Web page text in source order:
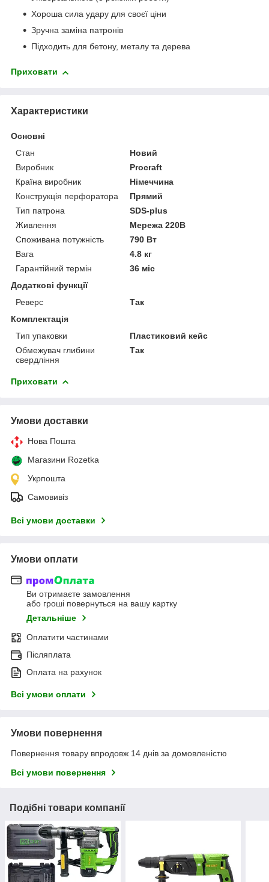
Хороша сила удару для своєї ціни
Зручна заміна патронів
Підходить для бетону, металу та дерева
Приховати
Характеристики
Основні
Стан
Новий
Виробник
Procraft
Країна виробник
Німеччина
Конструкція перфоратора
Прямий
Тип патрона
SDS-plus
Живлення
Мережа 220В
Споживана потужність
790 Вт
Вага
4.8 кг
Гарантійний термін
36 міс
Додаткові функції
Реверс
Так
Комплектація
Тип упаковки
Пластиковий кейс
Обмежувач глибини
свердління
Так
Приховати
Умови доставки
Нова Пошта
Магазини Rozetka
Укрпошта
Самовивіз
Всі умови доставки
Умови оплати
Ви отримаєте замовлення
або гроші повернуться на вашу картку
Детальніше
Оплатити частинами
Післяплата
Оплата на рахунок
Всі умови оплати
Умови повернення
Повернення товару впродовж 14 днів за домовленістю
Всі умови повернення
Подібні товари компанії